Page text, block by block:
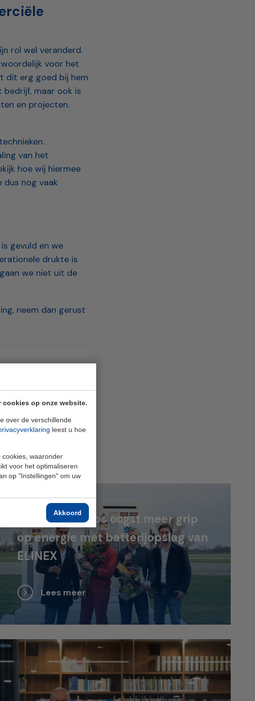
cookies op onze website.
over de verschillende
leest u hoe
waaronder
voor het optimaliseren
op "Instellingen" om uw
Akkoord
rol wel veranderd.
voor het
dit erg goed bij hem
bedrijf, maar ook is
en projecten.
van het
hoe wij hiermee
dus nog vaak
gevuld en we
drukte is
we niet uit de
neem dan gerust
Gebroeders Kos oogst meer grip
op energie met batterijopslag van
ELINEX
Lees meer